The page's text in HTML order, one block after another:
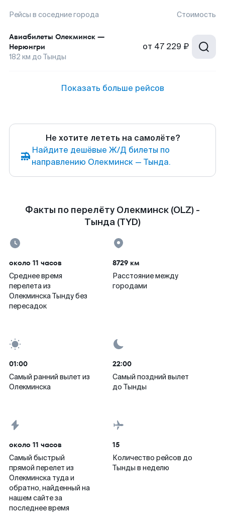
Рейсы в соседние города Стоимость
Авиабилеты Олекминск —
Нерюнгри
182 км до Тынды
от 47 229 ₽
Показать больше рейсов
Не хотите лететь на самолёте?
Найдите дешёвые Ж/Д билеты по
направлению Олекминск — Тында.
Факты по перелёту Олекминск (OLZ) -
Тында (TYD)
около 11 часов
Среднее время
перелета из
Олекминска Тынду без
пересадок
8729 км
Расстояние между
городами
01:00
Самый ранний вылет из
Олекминска
22:00
Самый поздний вылет
до Тынды
около 11 часов
Самый быстрый
прямой перелет из
Олекминска туда и
обратно, найденный на
нашем сайте за
последнее время
15
Количество рейсов до
Тынды в неделю